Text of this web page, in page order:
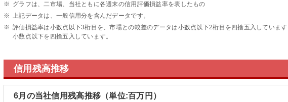
※ グラフは、二市場、当社ともに各週末の信用評価損益率を表したもの
※ 上記データは、一般信用分を含んだデータです。
※ 評価損益率は小数点以下3桁目を、市場との較差のデータは小数点以下2桁目を四捨五入していま
小数点以下を四捨五入しています。
信用残高推移
6月の当社信用残高推移（単位:百万円）